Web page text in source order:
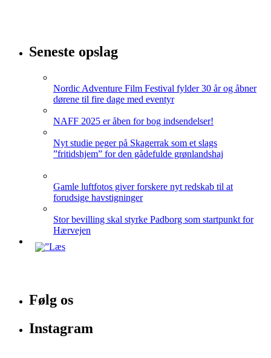
Seneste opslag
Nordic Adventure Film Festival fylder 30 år og åbner
dørene til fire dage med eventyr
NAFF 2025 er åben for bog indsendelser!
Nyt studie peger på Skagerrak som et slags
”fritidshjem” for den gådefulde grønlandshaj
Gamle luftfotos giver forskere nyt redskab til at
forudsige havstigninger
Stor bevilling skal styrke Padborg som startpunkt for
Hærvejen
Følg os
Instagram